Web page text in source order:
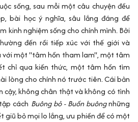
sống, sau mỗi một câu chuyện đều
bài học ý nghĩa, sâu lắng đáng để
kinh nghiệm sống cho chính mình. Bởi
đến rồi tiếp xúc với thế giới và
với một "tâm hồn tham lam", một tâm
chỉ qua kiến thức, một tâm hồn tìm
lòng cho chính nó trước tiên. Cái bản
cậy, không chân thật và không có tình
cách Buông bỏ - Buồn buôngnhững
giũ bỏ mọi lo lắng, ưu phiền để có một